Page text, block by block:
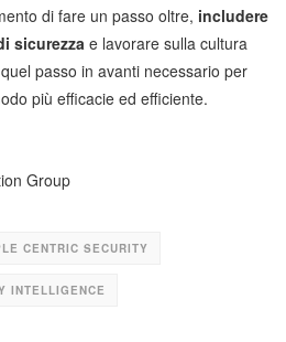
di fare un passo oltre, includere
sicurezza e lavorare sulla cultura
passo in avanti necessario per
più efficacie ed efficiente.
Group
CENTRIC SECURITY
INTELLIGENCE